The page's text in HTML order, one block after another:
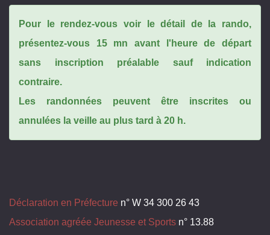
Pour le rendez-vous voir le détail de la rando,
présentez-vous 15 mn avant l'heure de départ
sans inscription préalable sauf indication
contraire.
Les randonnées peuvent être inscrites ou
annulées la veille au plus tard à 20 h.
Déclaration en Préfecture n° W 34 300 26 43
Association agréée Jeunesse et Sports n° 13.88